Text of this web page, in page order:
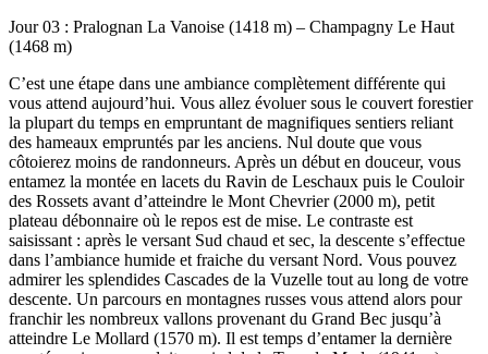
Jour 03 : Pralognan La Vanoise (1418 m) – Champagny Le Haut
(1468 m)
C’est une étape dans une ambiance complètement différente qui
vous attend aujourd’hui. Vous allez évoluer sous le couvert forestier
la plupart du temps en empruntant de magnifiques sentiers reliant
des hameaux empruntés par les anciens. Nul doute que vous
côtoierez moins de randonneurs. Après un début en douceur, vous
entamez la montée en lacets du Ravin de Leschaux puis le Couloir
des Rossets avant d’atteindre le Mont Chevrier (2000 m), petit
plateau débonnaire où le repos est de mise. Le contraste est
saisissant : après le versant Sud chaud et sec, la descente s’effectue
dans l’ambiance humide et fraiche du versant Nord. Vous pouvez
admirer les splendides Cascades de la Vuzelle tout au long de votre
descente. Un parcours en montagnes russes vous attend alors pour
franchir les nombreux vallons provenant du Grand Bec jusqu’à
atteindre Le Mollard (1570 m). Il est temps d’entamer la dernière